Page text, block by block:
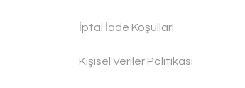
İptal İade Koşullari
Kişisel Veriler Politikası